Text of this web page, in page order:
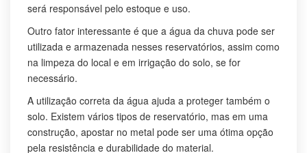
será responsável pelo estoque e uso.
Outro fator interessante é que a água da chuva pode ser
utilizada e armazenada nesses reservatórios, assim como
na limpeza do local e em irrigação do solo, se for
necessário.
A utilização correta da água ajuda a proteger também o
solo. Existem vários tipos de reservatório, mas em uma
construção, apostar no metal pode ser uma ótima opção
pela resistência e durabilidade do material.